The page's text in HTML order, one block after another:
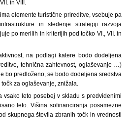
in VIII.
elemente turistične prireditve, vsebuje pa
in sledenje strategiji razvoja
po merilih in kriterijih pod točko VI., VII. in
na podlagi katere bodo dodeljena
tehnična zahtevnost, oglaševanje …)
bo predloženo, se bodo dodeljena sredstva
za oglaševanje, znižala.
vsako leto posebej v skladu s predvidenimi
leto. Višina sofinanciranja posamezne
skupnega števila zbranih točk in vrednosti